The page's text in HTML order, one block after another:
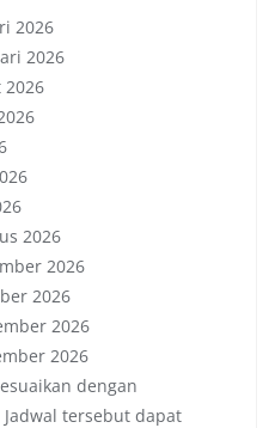
2026
2026
2026
2026
2026
2026
2026
2026
dengan
tersebut dapat